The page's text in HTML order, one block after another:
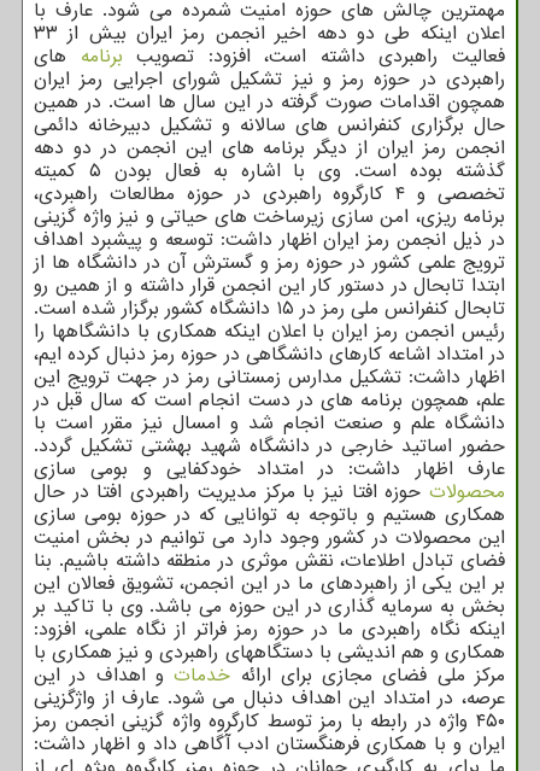
مهمترین چالش های حوزه امنیت شمرده می شود. عارف با
اعلان اینکه طی دو دهه اخیر انجمن رمز ایران بیش از ۳۳
فعالیت راهبردی داشته است، افزود: تصویب برنامه های
راهبردی در حوزه رمز و نیز تشکیل شورای اجرایی رمز ایران
همچون اقدامات صورت گرفته در این سال ها است. در همین
حال برگزاری کنفرانس های سالانه و تشکیل دبیرخانه دائمی
انجمن رمز ایران از دیگر برنامه های این انجمن در دو دهه
گذشته بوده است. وی با اشاره به فعال بودن ۵ کمیته
تخصصی و ۴ کارگروه راهبردی در حوزه مطالعات راهبردی،
برنامه ریزی، امن سازی زیرساخت های حیاتی و نیز واژه گزینی
در ذیل انجمن رمز ایران اظهار داشت: توسعه و پیشبرد اهداف
ترویج علمی کشور در حوزه رمز و گسترش آن در دانشگاه ها از
ابتدا تابحال در دستور کار این انجمن قرار داشته و از همین رو
تابحال کنفرانس ملی رمز در ۱۵ دانشگاه کشور برگزار شده است.
رئیس انجمن رمز ایران با اعلان اینکه همکاری با دانشگاهها را
در امتداد اشاعه کارهای دانشگاهی در حوزه رمز دنبال کرده ایم،
اظهار داشت: تشکیل مدارس زمستانی رمز در جهت ترویج این
علم، همچون برنامه های در دست انجام است که سال قبل در
دانشگاه علم و صنعت انجام شد و امسال نیز مقرر است با
حضور اساتید خارجی در دانشگاه شهید بهشتی تشکیل گردد.
عارف اظهار داشت: در امتداد خودکفایی و بومی سازی
محصولات حوزه افتا نیز با مرکز مدیریت راهبردی افتا در حال
همکاری هستیم و باتوجه به توانایی که در حوزه بومی سازی
این محصولات در کشور وجود دارد می توانیم در بخش امنیت
فضای تبادل اطلاعات، نقش موثری در منطقه داشته باشیم. بنا
بر این یکی از راهبردهای ما در این انجمن، تشویق فعالان این
بخش به سرمایه گذاری در این حوزه می باشد. وی با تاکید بر
اینکه نگاه راهبردی ما در حوزه رمز فراتر از نگاه علمی، افزود:
همکاری و هم اندیشی با دستگاههای راهبردی و نیز همکاری با
مرکز ملی فضای مجازی برای ارائه خدماتو اهداف در این
عرصه، در امتداد این اهداف دنبال می شود. عارف از واژگزینی
۴۵۰ واژه در رابطه با رمز توسط کارگروه واژه گزینی انجمن رمز
ایران و با همکاری فرهنگستان ادب آگاهی داد و اظهار داشت: